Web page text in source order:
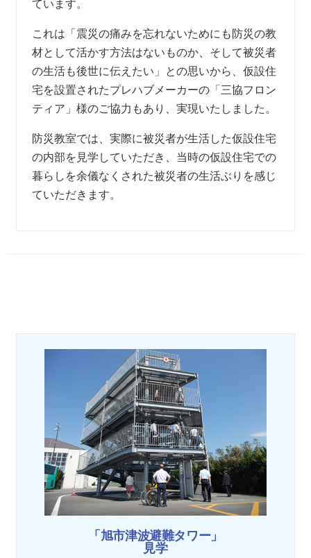
ています。
これは「震災の痛みを忘れないためにも防災の教
材として活かす方法はないものか、そして被災者
の生活も後世に伝えたい」との思いから、仮設住
宅を設置されたプレハブメーカーの「三協フロン
ティア」様のご協力もあり、実現いたしました。
防災教室では、実際に被災者が生活した仮設住宅
の内部を見学していただき、当時の仮設住宅での
暮らしを余儀なくされた被災者の生活ぶりを感じ
ていただきます。
「旭市津波避難タワー」
見学